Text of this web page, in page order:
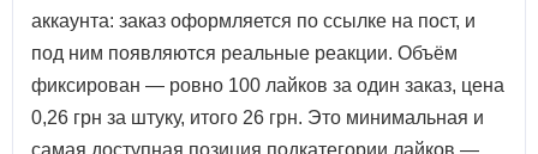
аккаунта: заказ оформляется по ссылке на пост, и
под ним появляются реальные реакции. Объём
фиксирован — ровно 100 лайков за один заказ, цена
0,26 грн за штуку, итого 26 грн. Это минимальная и
самая доступная позиция подкатегории лайков —